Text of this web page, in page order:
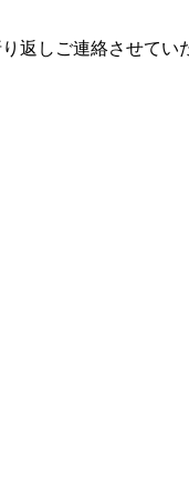
返しご連絡させてい